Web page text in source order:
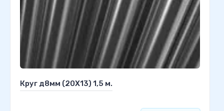
Круг д8мм (20Х13) 1,5 м.